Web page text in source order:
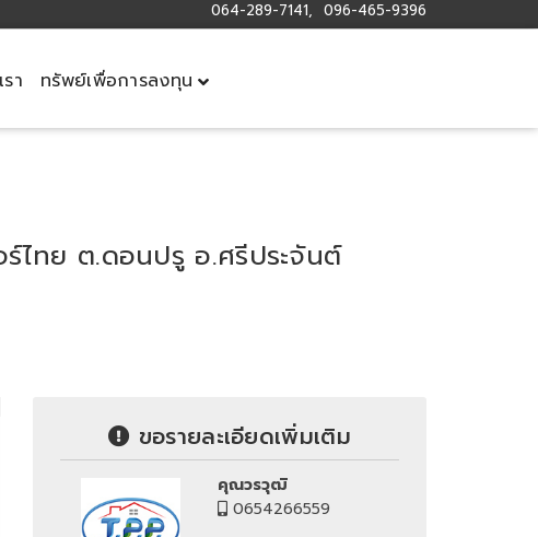
064-289-7141, 096-465-9396
า ทรัพย์เพื่อการลงทุน
ไทย ต.ดอนปรู อ.ศรีประจันต์
ขอรายละเอียดเพิ่มเติม
คุณวรวุฒิ
0654266559